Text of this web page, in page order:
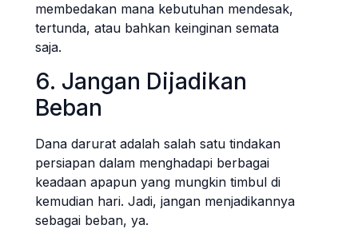
membedakan mana kebutuhan mendesak,
tertunda, atau bahkan keinginan semata
saja.
6. Jangan Dijadikan
Beban
Dana darurat adalah salah satu tindakan
persiapan dalam menghadapi berbagai
keadaan apapun yang mungkin timbul di
kemudian hari. Jadi, jangan menjadikannya
sebagai beban, ya.